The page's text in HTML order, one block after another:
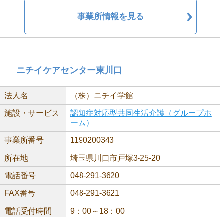
事業所情報を見る
ニチイケアセンター東川口
法人名 （株）ニチイ学館
施設・サービス
認知症対応型共同生活介護（グループホ
ーム）
事業所番号 1190200343
所在地 埼玉県川口市戸塚3-25-20
電話番号 048-291-3620
FAX番号 048-291-3621
電話受付時間 9：00～18：00